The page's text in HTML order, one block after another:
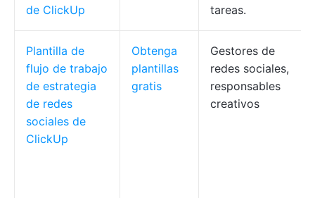
de ClickUp tareas.
Plantilla de
flujo de trabajo
de estrategia
de redes
sociales de
ClickUp
Obtenga
plantillas
gratis
Gestores de
redes sociales,
responsables
creativos